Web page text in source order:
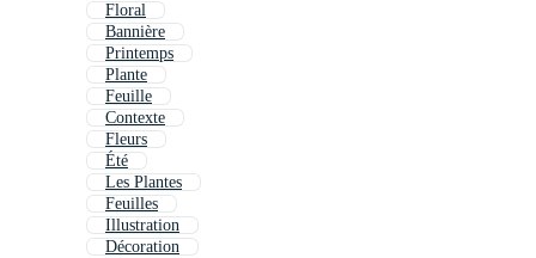
Floral
Bannière
Printemps
Plante
Feuille
Contexte
Fleurs
Été
Les Plantes
Feuilles
Illustration
Décoration